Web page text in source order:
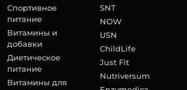
Спортивное
питание
Витамины и
добавки
Диетическое
питание
Витамины для
SNT
NOW
USN
ChildLife
Just Fit
Nutriversum